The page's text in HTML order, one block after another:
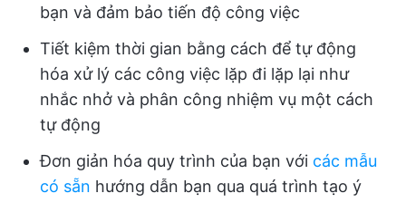
bạn và đảm bảo tiến độ công việc
Tiết kiệm thời gian bằng cách để tự động
hóa xử lý các công việc lặp đi lặp lại như
nhắc nhở và phân công nhiệm vụ một cách
tự động
Đơn giản hóa quy trình của bạn với các mẫu
có sẵn hướng dẫn bạn qua quá trình tạo ý